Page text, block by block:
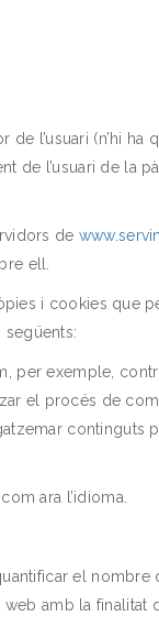
l’usuari (n’hi ha
de l’usuari de la
de
ell.
i cookies que
per exemple,
el procés de
continguts
ara l’idioma.
el nombre
web amb la